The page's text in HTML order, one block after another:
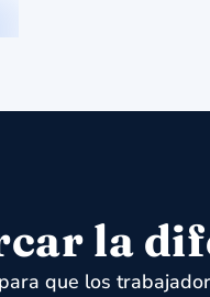
la
para que los